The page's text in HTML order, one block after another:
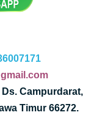
Campurdarat,
Timur 66272.